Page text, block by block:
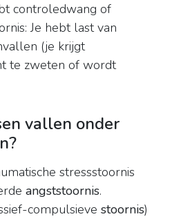
controledwang of
Je hebt last van
(je krijgt
te zweten of wordt
vallen onder
stressstoornis
angststoornis.
compulsieve stoornis)